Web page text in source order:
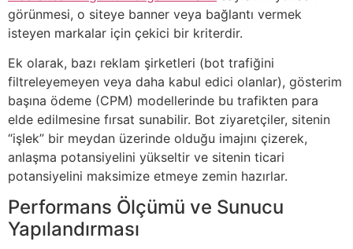
görünmesi, o siteye banner veya bağlantı vermek
isteyen markalar için çekici bir kriterdir.
Ek olarak, bazı reklam şirketleri (bot trafiğini
filtreleyemeyen veya daha kabul edici olanlar), gösterim
başına ödeme (CPM) modellerinde bu trafikten para
elde edilmesine fırsat sunabilir. Bot ziyaretçiler, sitenin
“işlek” bir meydan üzerinde olduğu imajını çizerek,
anlaşma potansiyelini yükseltir ve sitenin ticari
potansiyelini maksimize etmeye zemin hazırlar.
Performans Ölçümü ve Sunucu
Yapılandırması